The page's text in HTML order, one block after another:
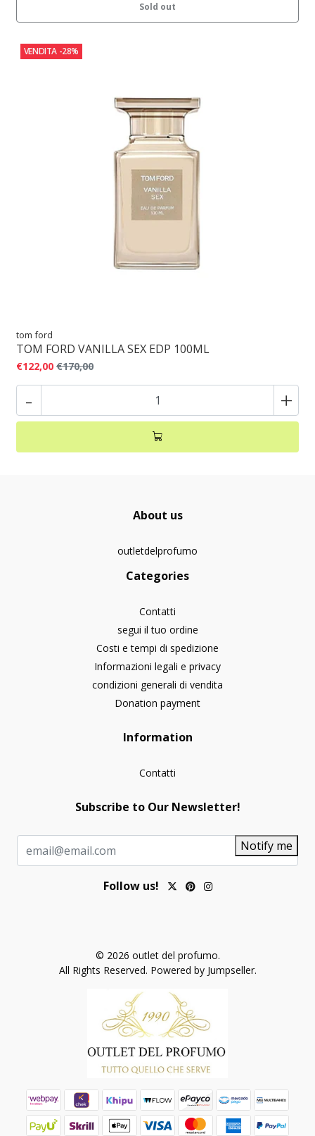
Sold out
VENDITA -28%
tom ford
TOM FORD VANILLA SEX EDP 100ML
€122,00 €170,00
- +
About us
outletdelprofumo
Categories
Contatti
segui il tuo ordine
Costi e tempi di spedizione
Informazioni legali e privacy
condizioni generali di vendita
Donation payment
Information
Contatti
Subscribe to Our Newsletter!
Notify me
Follow us!
© 2026 outlet del profumo.
All Rights Reserved. Powered by Jumpseller.